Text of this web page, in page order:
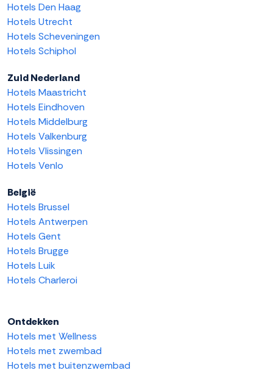
Hotels Den Haag
Hotels Utrecht
Hotels Scheveningen
Hotels Schiphol
Zuid Nederland
Hotels Maastricht
Hotels Eindhoven
Hotels Middelburg
Hotels Valkenburg
Hotels Vlissingen
Hotels Venlo
België
Hotels Brussel
Hotels Antwerpen
Hotels Gent
Hotels Brugge
Hotels Luik
Hotels Charleroi
Ontdekken
Hotels met Wellness
Hotels met zwembad
Hotels met buitenzwembad